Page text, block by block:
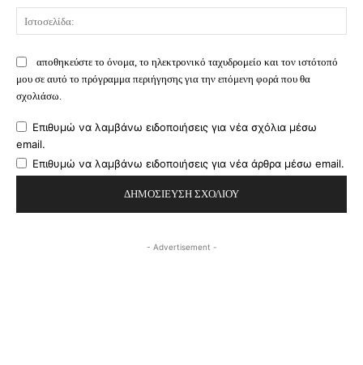
αποθηκεύστε το όνομα, το ηλεκτρονικό ταχυδρομείο και τον ιστότοπό
μου σε αυτό το πρόγραμμα περιήγησης για την επόμενη φορά που θα
σχολιάσω.
Επιθυμώ να λαμβάνω ειδοποιήσεις για νέα σχόλια μέσω
email.
Επιθυμώ να λαμβάνω ειδοποιήσεις για νέα άρθρα μέσω email.
- Advertisement -